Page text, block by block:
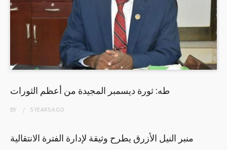
طه: ثورة ديسمبر المجيدة من أعظم الثورات
BY 5 YEARSAGO
منبر النيل الأزرق يطرح وثيقة لإدارة الفترة الانتقالية